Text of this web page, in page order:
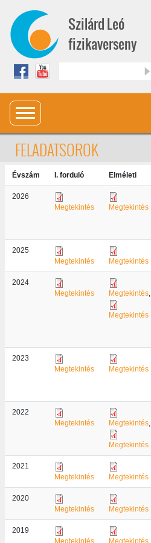
Szilárd Leó
fizikaverseny
FELADATSOROK
Évszám I. forduló Elméleti
2026
Megtekintés
Megtekintés
2025
Megtekintés
Megtekintés
2024
Megtekintés
Megtekintés,
Megtekintés
2023
Megtekintés
Megtekintés
2022
Megtekintés
Megtekintés,
Megtekintés
2021
Megtekintés
Megtekintés
2020
Megtekintés
Megtekintés
2019
Megtekintés
Megtekintés